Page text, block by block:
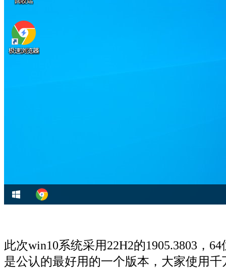
此次win10系统采用22H2的1905.3803，
是公认的最好用的一个版本，大家使用